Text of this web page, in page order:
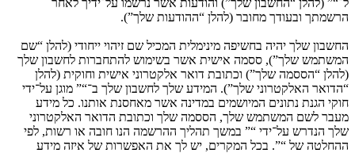
הרשמתך ובעודך מחובר (להלן “ההודעות שלך”).
החשבון שלך יהיה בחשיפה מינימלית המכיל שם זיהוי ייחודי (להלן “שם
המשתמש שלך”), ססמה אישית אשר בשימוש להתחברות לחשבון שלך
(להלן “הססמה שלך”) וכתובת דואר אלקטרוני אישית וחוקית (להלן
“הדואר האלקטרוני שלך”). המידע שלך לחשבון שלך ב־“” מוגן על־ידי
חוקי הגנת נתונים המיושמים במדינה אשר מאחסנת אותנו. כל מידע
מעבר לשם המשתמש שלך, הססמה שלך וכתובת הדואר האלקטרוני
שלך הנדרש על־ידי “” במשך תהליך ההרשמה הנו חובה או רשות, לפי
ההחלטה של “”. בכל המקרים, יש לך את האפשרות של איזה מידע